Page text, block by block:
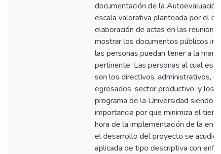
documentación de la
escala valorativa planteada por el
elaboración de actas en las
mostrar los documentos públicos
las personas puedan tener a la
pertinente. Las personas al cual
son los directivos, administrativos,
egresados, sector productivo, y los
programa de la Universidad siendo
importancia por que minimiza el
hora de la implementación de la
el desarrollo del proyecto se acudió
aplicada de tipo descriptiva con